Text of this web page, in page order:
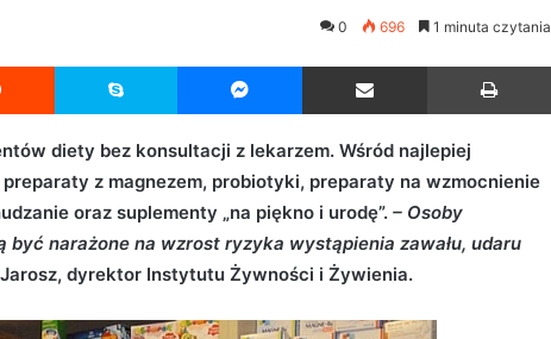
0 696 1 minuta czytania
Reddit Skype Messenger Udostępnij przez Email
diety bez konsultacji z lekarzem. Wśród najlepiej
z magnezem, probiotyki, preparaty na wzmocnienie
oraz suplementy „na piękno i urodę”. – Osoby
narażone na wzrost ryzyka wystąpienia zawału, udaru
dyrektor Instytutu Żywności i Żywienia.